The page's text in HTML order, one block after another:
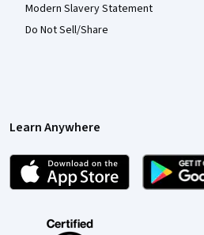
Modern Slavery Statement
Do Not Sell/Share
Learn Anywhere